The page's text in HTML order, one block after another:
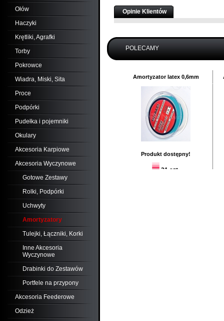
Ołów
Haczyki
Krętliki, Agrafki
Torby
Pokrowce
Wiadra, Miski, Sita
Proce
Podpórki
Pudełka i pojemniki
Okulary
Akcesoria Karpiowe
Akcesoria Wyczynowe
Gotowe Zestawy
Rolki, Podpórki
Uchwyty
Amortyzatory
Tulejki, Łączniki, Korki
Inne Akcesoria
Wyczynowe
Drabinki do Zestawów
Portfele na przypony
Akcesoria Feederowe
Odzież
Opinie Klientów
POLECAMY
Amortyzator latex 0,6mm
Produkt dostępny!
21 szt.